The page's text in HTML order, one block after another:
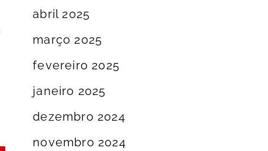
abril 2025
março 2025
fevereiro 2025
janeiro 2025
dezembro 2024
novembro 2024